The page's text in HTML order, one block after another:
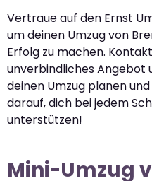
Vertraue auf den Ernst
um deinen Umzug von
Erfolg zu machen.
unverbindliches Angebot
deinen Umzug planen
darauf, dich bei jedem
unterstützen!
Mini-Umzug